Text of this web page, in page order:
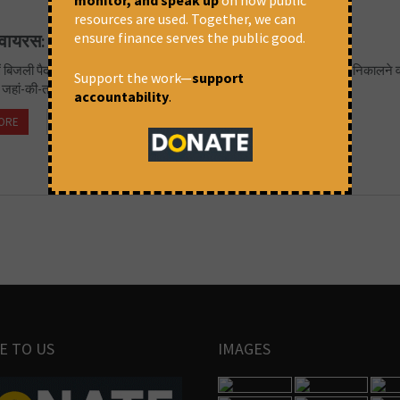
ठेका श्रमिकों की बढ़ीं मुश्किलें, ऐसे कर रहे गुजारा
बिजली पैदा करने का प्रमुख संसाधन कोयला है, पर धरती की छाती चीरकर उसे निकालने
जहां-की-तहां है। पिछले साल कोविड-19 के कारण देश भर में लगे ‘लॉकडाउन’...
TO US IMAGES
resources are used. Together, we can
ensure finance serves the public good.
Support the work—support
accountability.